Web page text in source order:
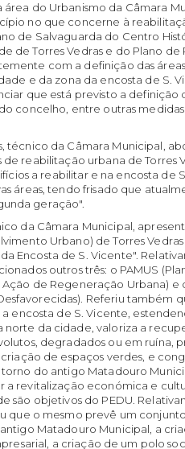
do Urbanismo da Câmara
no que concerne à
de Salvaguarda do Centro
de Torres Vedras e do Plano
com a definição das
e da zona da encosta de S.
que está previsto a definição
concelho, entre outras
técnico da Câmara Municipal,
reabilitação urbana de Torres
a reabilitar e na encosta de
áreas, tendo frisado que
geração".
da Câmara Municipal,
Urbano) de Torres
Encosta de S. Vicente".
outros três: o PAMUS
Ação de Regeneração Urbana) e
Referiu também
encosta de S. Vicente,
norte da cidade, valoriza a
degradados ou em ruína,
de espaços verdes, e
do antigo Matadouro
a revitalização económica e
são objetivos do PEDU.
que o mesmo prevê um
Matadouro Municipal, a
a criação de um polo